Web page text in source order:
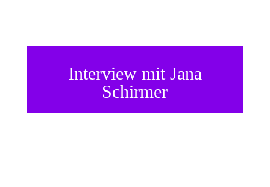
Interview mit Jana
Schirmer